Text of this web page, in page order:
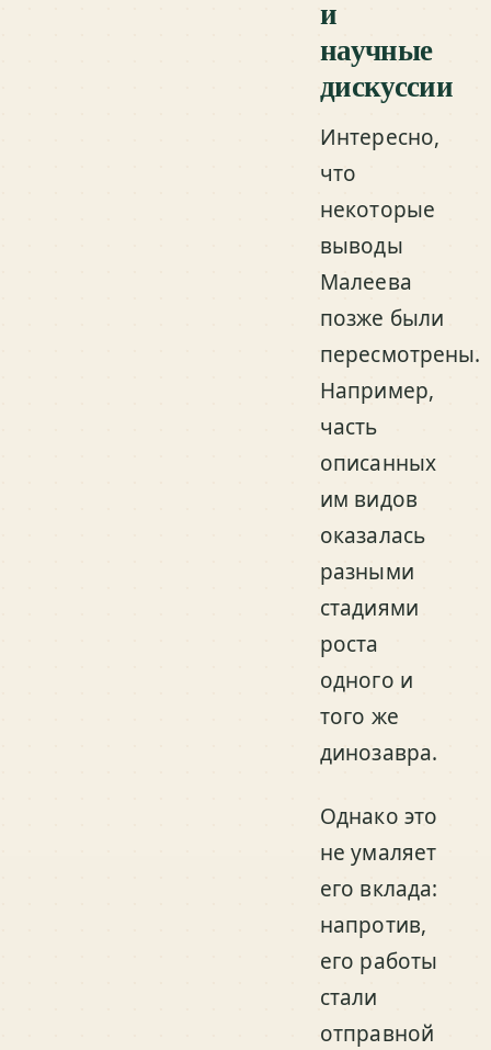
и
научные
дискуссии
Интересно,
что
некоторые
выводы
Малеева
позже были
пересмотрены.
Например,
часть
описанных
им видов
оказалась
разными
стадиями
роста
одного и
того же
динозавра.
Однако это
не умаляет
его вклада:
напротив,
его работы
стали
отправной